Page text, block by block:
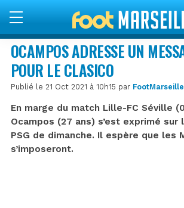
OCAMPOS ADRESSE UN
POUR LE CLASICO
Publié le 21 Oct 2021 à 10h15 par FootMarseille
En marge du match Lille-FC Séville
Ocampos (27 ans) s’est exprimé sur
PSG de dimanche. Il espère que les
s’imposeront.